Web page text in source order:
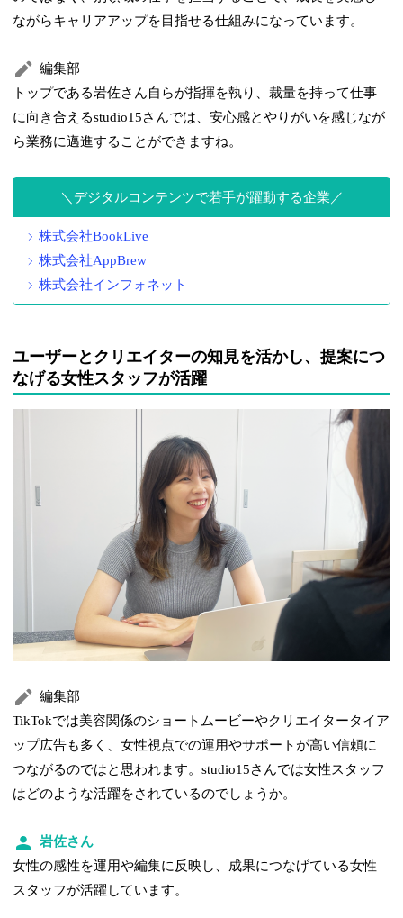
ながらキャリアアップを目指せる仕組みになっています。
編集部
トップである岩佐さん自らが指揮を執り、裁量を持って仕事
に向き合えるstudio15さんでは、安心感とやりがいを感じなが
ら業務に邁進することができますね。
デジタルコンテンツで若手が躍動する企業
株式会社BookLive
株式会社AppBrew
株式会社インフォネット
ユーザーとクリエイターの知見を活かし、提案につ
なげる女性スタッフが活躍
編集部
TikTokでは美容関係のショートムービーやクリエイタータイア
ップ広告も多く、女性視点での運用やサポートが高い信頼に
つながるのではと思われます。studio15さんでは女性スタッフ
はどのような活躍をされているのでしょうか。
岩佐さん
女性の感性を運用や編集に反映し、成果につなげている女性
スタッフが活躍しています。